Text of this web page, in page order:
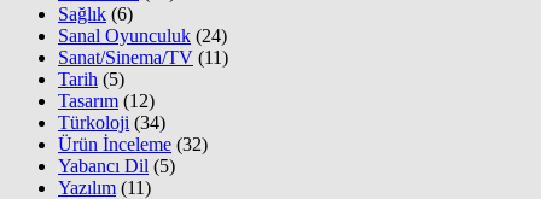
Sağlık (6)
Sanal Oyunculuk (24)
Sanat/Sinema/TV (11)
Tarih (5)
Tasarım (12)
Türkoloji (34)
Ürün İnceleme (32)
Yabancı Dil (5)
Yazılım (11)